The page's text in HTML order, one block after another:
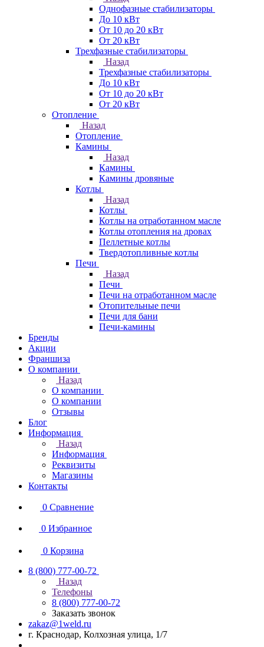
Однофазные стабилизаторы
До 10 кВт
От 10 до 20 кВт
От 20 кВт
Трехфазные стабилизаторы
Назад
Трехфазные стабилизаторы
До 10 кВт
От 10 до 20 кВт
От 20 кВт
Отопление
Назад
Отопление
Камины
Назад
Камины
Камины дровяные
Котлы
Назад
Котлы
Котлы на отработанном масле
Котлы отопления на дровах
Пеллетные котлы
Твердотопливные котлы
Печи
Назад
Печи
Печи на отработанном масле
Отопительные печи
Печи для бани
Печи-камины
Бренды
Акции
Франшиза
О компании
Назад
О компании
О компании
Отзывы
Блог
Информация
Назад
Информация
Реквизиты
Магазины
Контакты
0 Сравнение
0 Избранное
0 Корзина
8 (800) 777-00-72
Назад
Телефоны
8 (800) 777-00-72
Заказать звонок
zakaz@1weld.ru
г. Краснодар, Колхозная улица, 1/7